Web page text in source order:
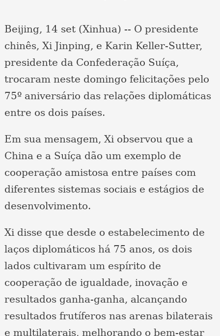
Beijing, 14 set (Xinhua) -- O presidente
chinês, Xi Jinping, e Karin Keller-Sutter,
presidente da Confederação Suíça,
trocaram neste domingo felicitações pelo
75º aniversário das relações diplomáticas
entre os dois países.
Em sua mensagem, Xi observou que a
China e a Suíça dão um exemplo de
cooperação amistosa entre países com
diferentes sistemas sociais e estágios de
desenvolvimento.
Xi disse que desde o estabelecimento de
laços diplomáticos há 75 anos, os dois
lados cultivaram um espírito de
cooperação de igualdade, inovação e
resultados ganha-ganha, alcançando
resultados frutíferos nas arenas bilaterais
e multilaterais, melhorando o bem-estar